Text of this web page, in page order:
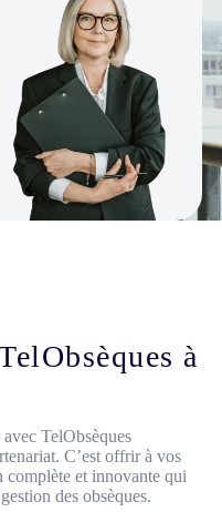
à
TelObsèques
C’est offrir à vos
complète et innovante qui
des obsèques.